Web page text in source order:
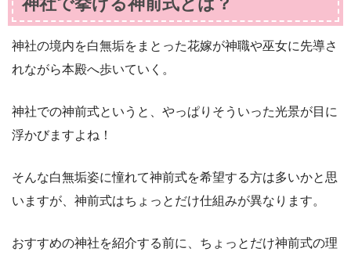
神社の境内を白無垢をまとった花嫁が神職や巫女に先導さ
れながら本殿へ歩いていく。
神社での神前式というと、やっぱりそういった光景が目に
浮かびますよね！
そんな白無垢姿に憧れて神前式を希望する方は多いかと思
いますが、神前式はちょっとだけ仕組みが異なります。
おすすめの神社を紹介する前に、ちょっとだけ神前式の理